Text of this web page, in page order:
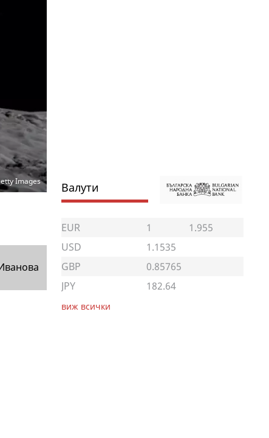
Images Валути
EUR 1
1.955
USD
1.1535
GBP
0.85765
JPY
182.64
виж всички